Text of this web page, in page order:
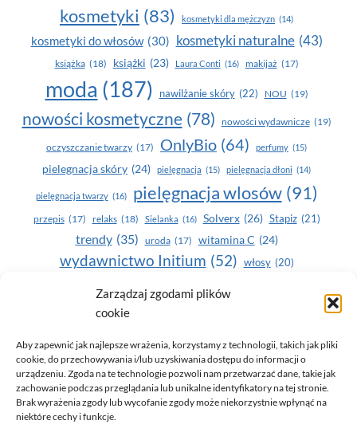
Zarządzaj zgodami plików
cookie
Aby zapewnić jak najlepsze wrażenia, korzystamy z technologii, takich jak pliki
cookie, do przechowywania i/lub uzyskiwania dostępu do informacji o
urządzeniu. Zgoda na te technologie pozwoli nam przetwarzać dane, takie jak
zachowanie podczas przeglądania lub unikalne identyfikatory na tej stronie.
Brak wyrażenia zgody lub wycofanie zgody może niekorzystnie wpłynąć na
niektóre cechy i funkcje.
kosmetyki (83) kosmetyki dla mężczyzn (14)
kosmetyki do włosów (30) kosmetyki naturalne (43)
książka (18) książki (23) Laura Conti (16) makijaż (17)
moda (187) nawilżanie skóry (22) NOU (19)
nowości kosmetyczne (78) nowości wydawnicze (19)
oczyszczanie twarzy (17) OnlyBio (64) perfumy (15)
pielegnacja skóry (24) pielęgnacja (15) pielęgnacja dłoni (14)
pielęgnacja twarzy (16) pielęgnacja wlosów (91)
przepis (17) relaks (18) Sielanka (16) Solverx (26) Stapiz (21)
trendy (35) uroda (17) witamina C (24)
wydawnictwo Initium (52) włosy (20)
Yasumi(164) zdrowe zęby
zdrowie